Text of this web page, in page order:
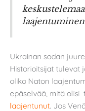
Ukrainan sodan
Historioitsijat tulevat
oliko Naton
epäselvää, mitä olisi
laajentunut. Jos